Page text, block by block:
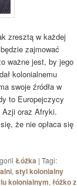
zresztą w każdej
zajmować
ważne jest, by jego
kolonialnemu
swoje źródła w
to Europejczycy
Azji oraz Afryki.
że nie opłaca się
Łóżka |Tagi:
,styl kolonialny
kolonialnym,łóżko z